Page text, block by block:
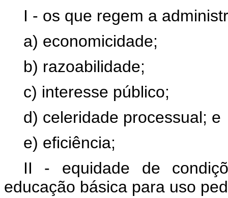
I - os que regem a
a) economicidade;
b) razoabilidade;
c) interesse público;
d) celeridade processual; e
e) eficiência;
II - equidade de
educação básica para uso